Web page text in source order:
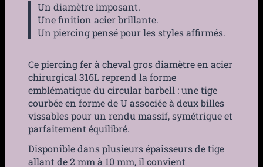
Un diamètre imposant.
Une finition acier brillante.
Un piercing pensé pour les styles affirmés.
Ce piercing fer à cheval gros diamètre en acier
chirurgical 316L reprend la forme
emblématique du circular barbell : une tige
courbée en forme de U associée à deux billes
vissables pour un rendu massif, symétrique et
parfaitement équilibré.
Disponible dans plusieurs épaisseurs de tige
allant de 2 mm à 10 mm, il convient